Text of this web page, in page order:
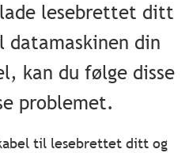
lesebrettet ditt
din
kan du følge disse
problemet.
til lesebrettet ditt og